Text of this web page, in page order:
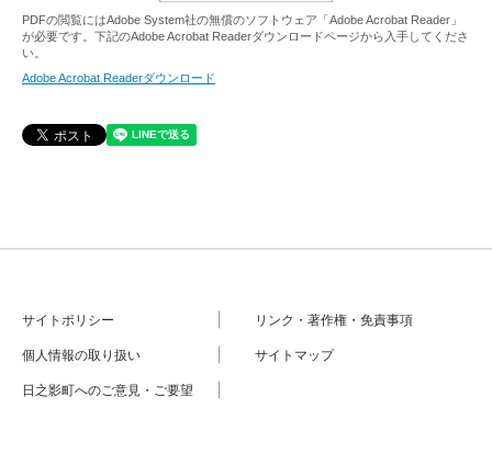
PDFの閲覧にはAdobe System社の無償のソフトウェア「Adobe Acrobat Reader」
が必要です。下記のAdobe Acrobat Readerダウンロードページから入手してくださ
い。
Adobe Acrobat Readerダウンロード
サイトポリシー リンク・著作権・免責事項
個人情報の取り扱い サイトマップ
日之影町へのご意見・ご要望